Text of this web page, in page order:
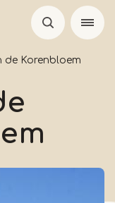
de Korenbloem